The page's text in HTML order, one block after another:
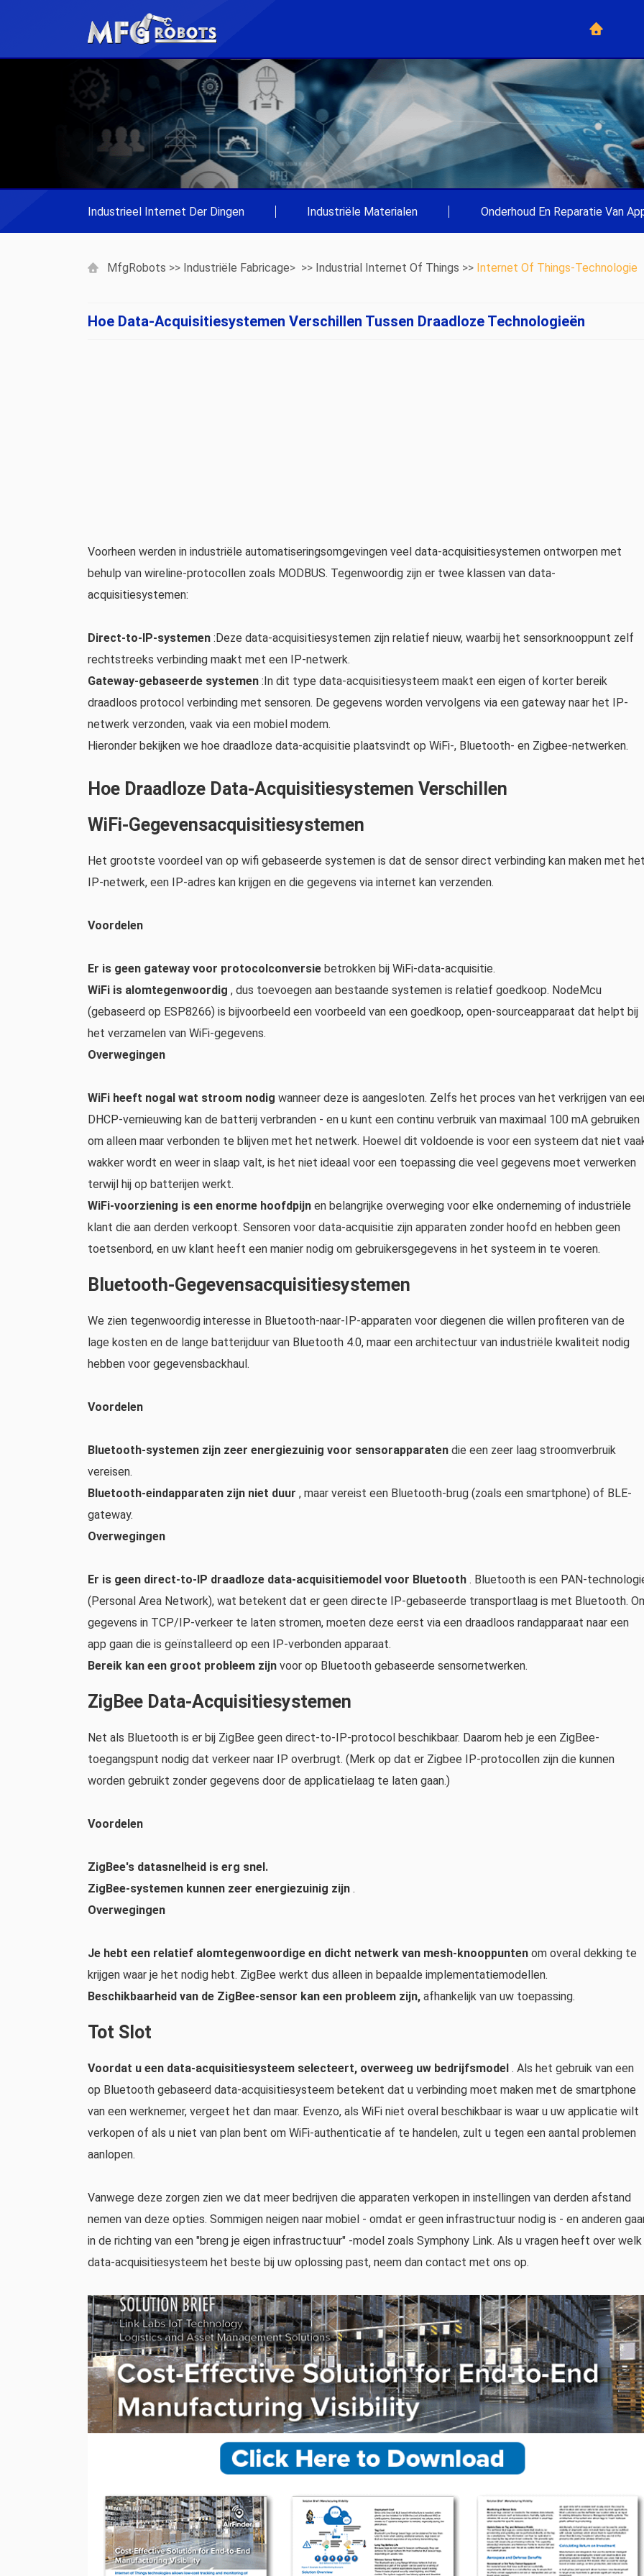
Industrieel Internet Der Dingen Industriële Materialen Onderhoud En Reparatie Van
MfgRobots >> Industriële Fabricage> >> Industrial Internet Of Things >> Internet Of Things-Technologie
Hoe Data-Acquisitiesystemen Verschillen Tussen Draadloze Technologieën
Voorheen werden in industriële automatiseringsomgevingen veel data-acquisitiesystemen ontworpen met
behulp van wireline-protocollen zoals MODBUS. Tegenwoordig zijn er twee klassen van data-
acquisitiesystemen:
Direct-to-IP-systemen :Deze data-acquisitiesystemen zijn relatief nieuw, waarbij het sensorknooppunt zelf
rechtstreeks verbinding maakt met een IP-netwerk.
Gateway-gebaseerde systemen :In dit type data-acquisitiesysteem maakt een eigen of korter bereik
draadloos protocol verbinding met sensoren. De gegevens worden vervolgens via een gateway naar het IP-
netwerk verzonden, vaak via een mobiel modem.
Hieronder bekijken we hoe draadloze data-acquisitie plaatsvindt op WiFi-, Bluetooth- en Zigbee-netwerken.
Hoe Draadloze Data-Acquisitiesystemen Verschillen
WiFi-Gegevensacquisitiesystemen
Het grootste voordeel van op wifi gebaseerde systemen is dat de sensor direct verbinding kan maken met
IP-netwerk, een IP-adres kan krijgen en die gegevens via internet kan verzenden.
Voordelen
Er is geen gateway voor protocolconversie betrokken bij WiFi-data-acquisitie.
WiFi is alomtegenwoordig , dus toevoegen aan bestaande systemen is relatief goedkoop. NodeMcu
(gebaseerd op ESP8266) is bijvoorbeeld een voorbeeld van een goedkoop, open-sourceapparaat dat helpt bij
het verzamelen van WiFi-gegevens.
Overwegingen
WiFi heeft nogal wat stroom nodig wanneer deze is aangesloten. Zelfs het proces van het verkrijgen van
DHCP-vernieuwing kan de batterij verbranden - en u kunt een continu verbruik van maximaal 100 mA gebruiken
om alleen maar verbonden te blijven met het netwerk. Hoewel dit voldoende is voor een systeem dat niet
wakker wordt en weer in slaap valt, is het niet ideaal voor een toepassing die veel gegevens moet verwerken
terwijl hij op batterijen werkt.
WiFi-voorziening is een enorme hoofdpijn en belangrijke overweging voor elke onderneming of industriële
klant die aan derden verkoopt. Sensoren voor data-acquisitie zijn apparaten zonder hoofd en hebben geen
toetsenbord, en uw klant heeft een manier nodig om gebruikersgegevens in het systeem in te voeren.
Bluetooth-Gegevensacquisitiesystemen
We zien tegenwoordig interesse in Bluetooth-naar-IP-apparaten voor diegenen die willen profiteren van de
lage kosten en de lange batterijduur van Bluetooth 4.0, maar een architectuur van industriële kwaliteit nodig
hebben voor gegevensbackhaul.
Voordelen
Bluetooth-systemen zijn zeer energiezuinig voor sensorapparaten die een zeer laag stroomverbruik
vereisen.
Bluetooth-eindapparaten zijn niet duur , maar vereist een Bluetooth-brug (zoals een smartphone) of BLE-
gateway.
Overwegingen
Er is geen direct-to-IP draadloze data-acquisitiemodel voor Bluetooth . Bluetooth is een PAN-
(Personal Area Network), wat betekent dat er geen directe IP-gebaseerde transportlaag is met Bluetooth.
gegevens in TCP/IP-verkeer te laten stromen, moeten deze eerst via een draadloos randapparaat naar een
app gaan die is geïnstalleerd op een IP-verbonden apparaat.
Bereik kan een groot probleem zijn voor op Bluetooth gebaseerde sensornetwerken.
ZigBee Data-Acquisitiesystemen
Net als Bluetooth is er bij ZigBee geen direct-to-IP-protocol beschikbaar. Daarom heb je een ZigBee-
toegangspunt nodig dat verkeer naar IP overbrugt. (Merk op dat er Zigbee IP-protocollen zijn die kunnen
worden gebruikt zonder gegevens door de applicatielaag te laten gaan.)
Voordelen
ZigBee's datasnelheid is erg snel.
ZigBee-systemen kunnen zeer energiezuinig zijn .
Overwegingen
Je hebt een relatief alomtegenwoordige en dicht netwerk van mesh-knooppunten om overal dekking te
krijgen waar je het nodig hebt. ZigBee werkt dus alleen in bepaalde implementatiemodellen.
Beschikbaarheid van de ZigBee-sensor kan een probleem zijn, afhankelijk van uw toepassing.
Tot Slot
Voordat u een data-acquisitiesysteem selecteert, overweeg uw bedrijfsmodel . Als het gebruik van een
op Bluetooth gebaseerd data-acquisitiesysteem betekent dat u verbinding moet maken met de smartphone
van een werknemer, vergeet het dan maar. Evenzo, als WiFi niet overal beschikbaar is waar u uw applicatie wilt
verkopen of als u niet van plan bent om WiFi-authenticatie af te handelen, zult u tegen een aantal problemen
aanlopen.
Vanwege deze zorgen zien we dat meer bedrijven die apparaten verkopen in instellingen van derden afstand
nemen van deze opties. Sommigen neigen naar mobiel - omdat er geen infrastructuur nodig is - en anderen
in de richting van een "breng je eigen infrastructuur" -model zoals Symphony Link. Als u vragen heeft over welk
data-acquisitiesysteem het beste bij uw oplossing past, neem dan contact met ons op.